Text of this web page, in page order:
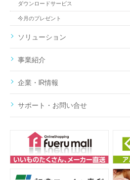
ダウンロードサービス
今月のプレゼント
ソリューション
事業紹介
企業・IR情報
サポート・お問い合せ